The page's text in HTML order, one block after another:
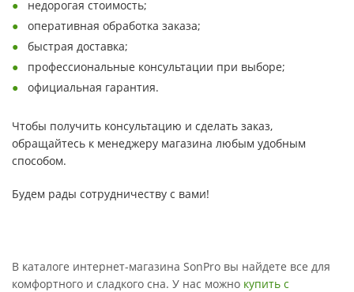
недорогая стоимость;
оперативная обработка заказа;
быстрая доставка;
профессиональные консультации при выборе;
официальная гарантия.
Чтобы получить консультацию и сделать заказ,
обращайтесь к менеджеру магазина любым удобным
способом.
Будем рады сотрудничеству с вами!
В каталоге интернет-магазина SonPro вы найдете все для
комфортного и сладкого сна. У нас можно купить с